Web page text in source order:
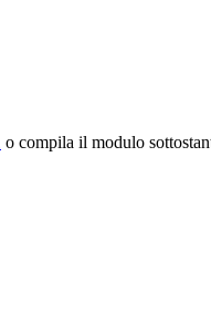
o compila il modulo